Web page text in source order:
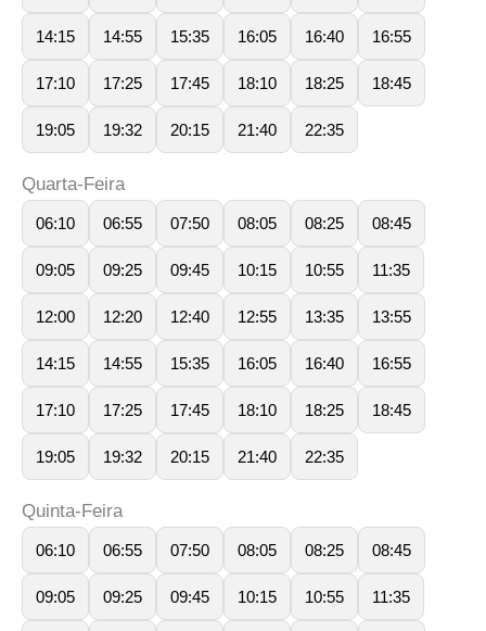
14:15 14:55 15:35 16:05 16:40 16:55
17:10 17:25 17:45 18:10 18:25 18:45
19:05 19:32 20:15 21:40 22:35
Quarta-Feira
06:10 06:55 07:50 08:05 08:25 08:45
09:05 09:25 09:45 10:15 10:55 11:35
12:00 12:20 12:40 12:55 13:35 13:55
14:15 14:55 15:35 16:05 16:40 16:55
17:10 17:25 17:45 18:10 18:25 18:45
19:05 19:32 20:15 21:40 22:35
Quinta-Feira
06:10 06:55 07:50 08:05 08:25 08:45
09:05 09:25 09:45 10:15 10:55 11:35